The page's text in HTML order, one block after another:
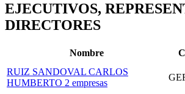
EJECUTIVOS,
DIRECTORES
Nombre
RUIZ SANDOVAL CARLOS
HUMBERTO 2 empresas